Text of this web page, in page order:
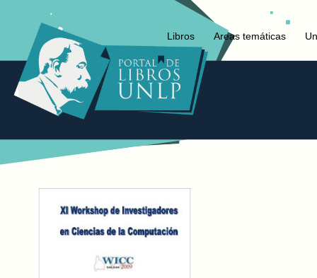
Libros Areas temáticas